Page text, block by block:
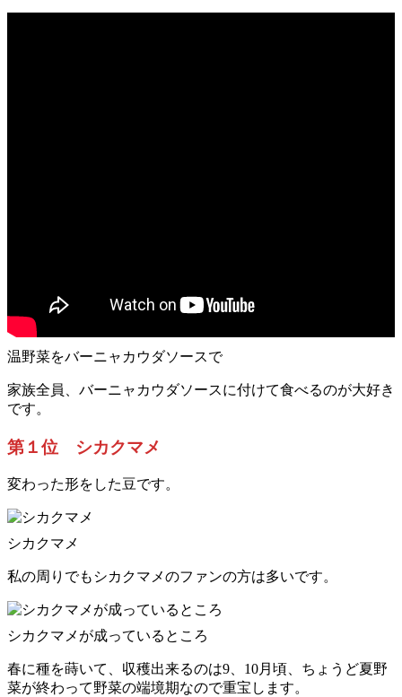
温野菜をバーニャカウダソースで
家族全員、バーニャカウダソースに付けて食べるのが大好き
です。
第１位 シカクマメ
変わった形をした豆です。
シカクマメ
私の周りでもシカクマメのファンの方は多いです。
シカクマメが成っているところ
春に種を蒔いて、収穫出来るのは9、10月頃、ちょうど夏野
菜が終わって野菜の端境期なので重宝します。